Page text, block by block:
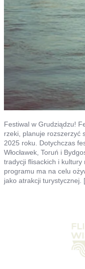
Festiwal w Grudziądzu!
rzeki, planuje rozszerzyć
2025 roku. Dotychczas
Włocławek, Toruń i
tradycji flisackich i kultury
programu ma na celu
jako atrakcji